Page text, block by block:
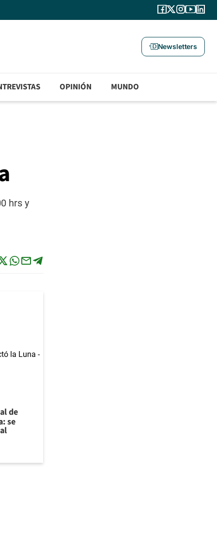
Newsletters
OPINIÓN MUNDO
hrs y
de
se